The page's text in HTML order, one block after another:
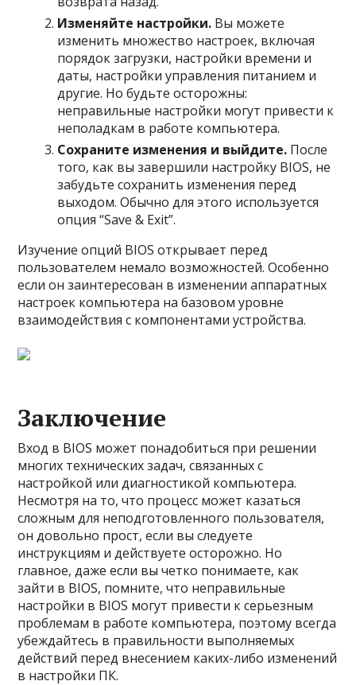
Изменяйте настройки. Вы можете
изменить множество настроек, включая
порядок загрузки, настройки времени и
даты, настройки управления питанием и
другие. Но будьте осторожны:
неправильные настройки могут привести к
неполадкам в работе компьютера.
Сохраните изменения и выйдите. После
того, как вы завершили настройку BIOS, не
забудьте сохранить изменения перед
выходом. Обычно для этого используется
опция “Save & Exit”.
Изучение опций BIOS открывает перед
пользователем немало возможностей. Особенно
если он заинтересован в изменении аппаратных
настроек компьютера на базовом уровне
взаимодействия с компонентами устройства.
Заключение
Вход в BIOS может понадобиться при решении
многих технических задач, связанных с
настройкой или диагностикой компьютера.
Несмотря на то, что процесс может казаться
сложным для неподготовленного пользователя,
он довольно прост, если вы следуете
инструкциям и действуете осторожно. Но
главное, даже если вы четко понимаете, как
зайти в BIOS, помните, что неправильные
настройки в BIOS могут привести к серьезным
проблемам в работе компьютера, поэтому всегда
убеждайтесь в правильности выполняемых
действий перед внесением каких-либо изменений
в настройки ПК.